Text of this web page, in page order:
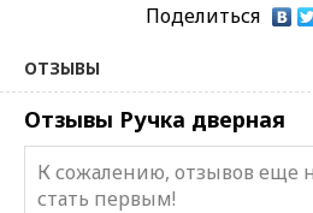
Поделиться
ОТЗЫВЫ
Отзывы Ручка дверная
К сожалению, отзывов еще
стать первым!